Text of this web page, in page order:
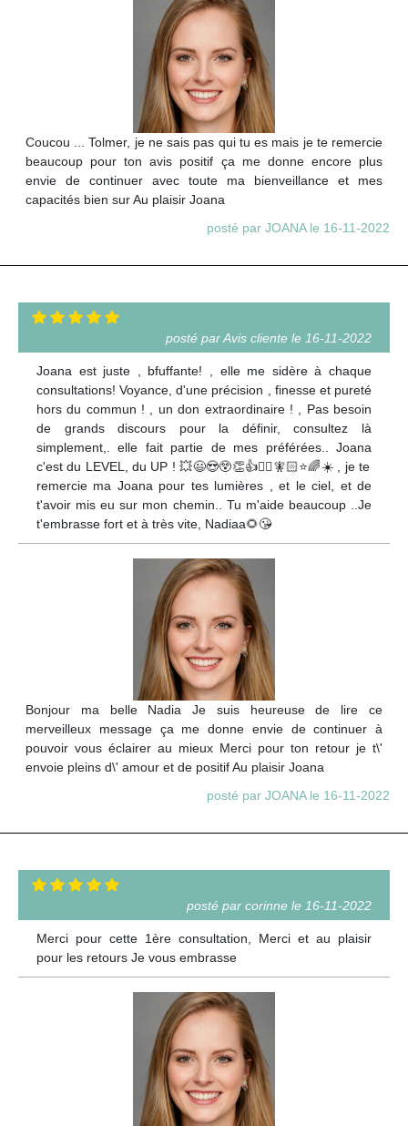
Coucou ... Tolmer, je ne sais pas qui tu es mais je te remercie
beaucoup pour ton avis positif ça me donne encore plus
envie de continuer avec toute ma bienveillance et mes
capacités bien sur Au plaisir Joana
posté par JOANA le 16-11-2022
posté par Avis cliente le 16-11-2022
Joana est juste , bfuffante! , elle me sidère à chaque
consultations! Voyance, d'une précision , finesse et pureté
hors du commun ! , un don extraordinaire ! , Pas besoin
de grands discours pour la définir, consultez là
simplement,. elle fait partie de mes préférées.. Joana
c'est du LEVEL, du UP ! 💥😃😍😲👏👍🧚‍♀️🧚🏻⭐️🌈☀️ , je te
remercie ma Joana pour tes lumières , et le ciel, et de
t'avoir mis eu sur mon chemin.. Tu m'aide beaucoup ..Je
t'embrasse fort et à très vite, Nadiaa🌻😘
Bonjour ma belle Nadia Je suis heureuse de lire ce
merveilleux message ça me donne envie de continuer à
pouvoir vous éclairer au mieux Merci pour ton retour je t\'
envoie pleins d\' amour et de positif Au plaisir Joana
posté par JOANA le 16-11-2022
posté par corinne le 16-11-2022
Merci pour cette 1ère consultation, Merci et au plaisir
pour les retours Je vous embrasse